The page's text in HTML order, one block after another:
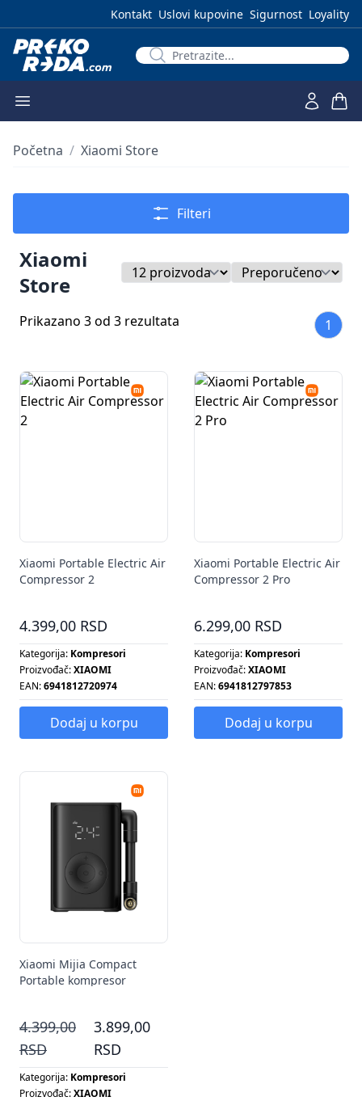
Kontakt Uslovi kupovine Sigurnost Loyality
Početna / Xiaomi Store
Filteri
Xiaomi
Store
Prikazano 3 od 3 rezultata 1
Xiaomi Portable Electric Air
Compressor 2
4.399,00 RSD
Kategorija: Kompresori
Proizvođač:XIAOMI
EAN:6941812720974
Dodaj u korpu
Xiaomi Portable Electric Air
Compressor 2 Pro
6.299,00 RSD
Kategorija: Kompresori
Proizvođač:XIAOMI
EAN:6941812797853
Dodaj u korpu
Xiaomi Mijia Compact
Portable kompresor
4.399,00
RSD
3.899,00
RSD
Kategorija: Kompresori
Proizvođač:XIAOMI